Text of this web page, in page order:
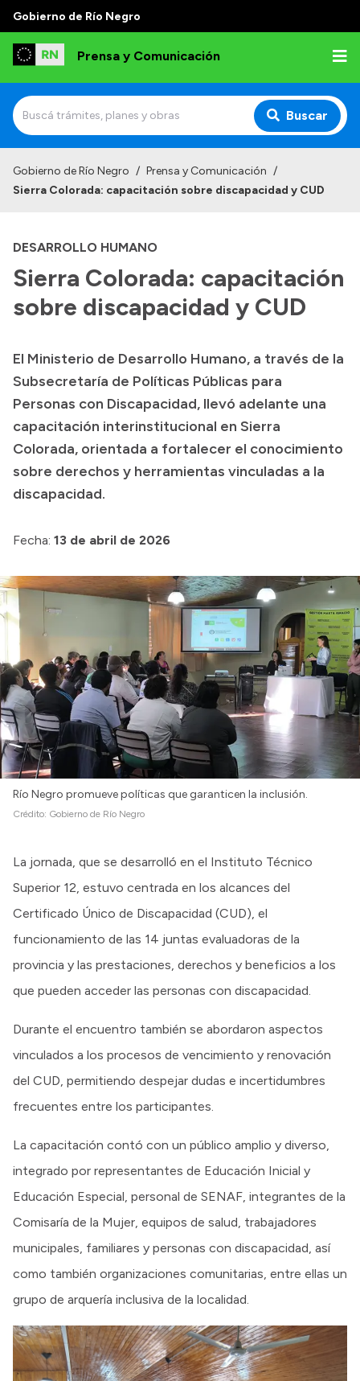
Gobierno de Río Negro
Prensa y Comunicación
Buscar
Archivo de noticias
Transparencia
Boletín Oficial
Compras y licitaciones
Consulta de expedientes
Consulta de pago a proveedores
Intranet
Login
Gobierno de Río Negro / Prensa y Comunicación /
Sierra Colorada: capacitación sobre discapacidad y CUD
DESARROLLO HUMANO
Sierra Colorada: capacitación
sobre discapacidad y CUD
El Ministerio de Desarrollo Humano, a través de la
Subsecretaría de Políticas Públicas para
Personas con Discapacidad, llevó adelante una
capacitación interinstitucional en Sierra
Colorada, orientada a fortalecer el conocimiento
sobre derechos y herramientas vinculadas a la
discapacidad.
Fecha: 13 de abril de 2026
Río Negro promueve políticas que garanticen la inclusión.
Crédito: Gobierno de Río Negro
La jornada, que se desarrolló en el Instituto Técnico
Superior 12, estuvo centrada en los alcances del
Certificado Único de Discapacidad (CUD), el
funcionamiento de las 14 juntas evaluadoras de la
provincia y las prestaciones, derechos y beneficios a los
que pueden acceder las personas con discapacidad.
Durante el encuentro también se abordaron aspectos
vinculados a los procesos de vencimiento y renovación
del CUD, permitiendo despejar dudas e incertidumbres
frecuentes entre los participantes.
La capacitación contó con un público amplio y diverso,
integrado por representantes de Educación Inicial y
Educación Especial, personal de SENAF, integrantes de la
Comisaría de la Mujer, equipos de salud, trabajadores
municipales, familiares y personas con discapacidad, así
como también organizaciones comunitarias, entre ellas un
grupo de arquería inclusiva de la localidad.